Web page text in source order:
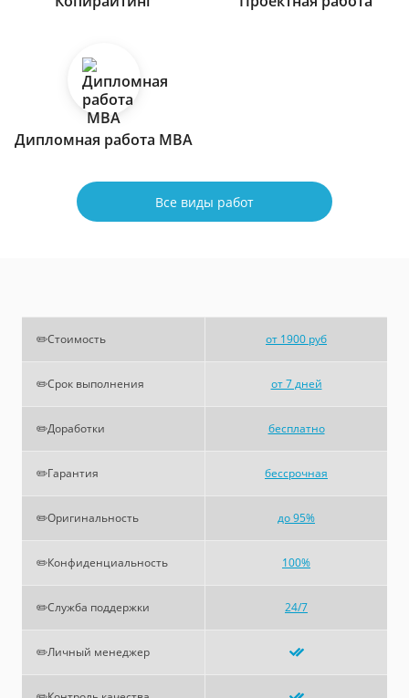
Дипломная работа МВА
Все виды работ
✏️Стоимость от 1900 руб
✏️Срок выполнения от 7 дней
✏️Доработки бесплатно
✏️Гарантия бессрочная
✏️Оригинальность до 95%
✏️Конфиденциальность 100%
✏️Служба поддержки 24/7
✏️Личный менеджер